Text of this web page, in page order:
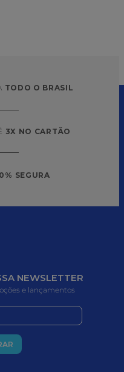
TODO O BRASIL
3X NO CARTÃO
SEGURA
NEWSLETTER
e lançamentos